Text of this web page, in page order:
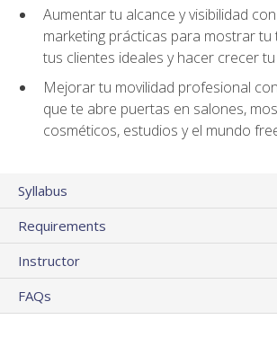
Aumentar tu alcance y visibilidad
marketing prácticas para mostrar
tus clientes ideales y hacer crecer
Mejorar tu movilidad profesional
que te abre puertas en salones,
cosméticos, estudios y el mundo
Syllabus
Requirements
Instructor
FAQs